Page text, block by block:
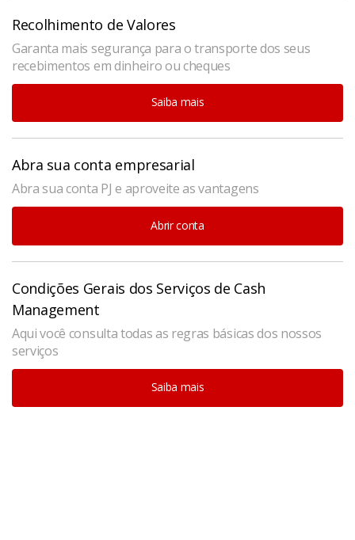
Recolhimento de Valores
Garanta mais segurança para o transporte dos seus
recebimentos em dinheiro ou cheques
Saiba mais
Abra sua conta empresarial
Abra sua conta PJ e aproveite as vantagens
Abrir conta
Condições Gerais dos Serviços de Cash
Management
Aqui você consulta todas as regras básicas dos nossos
serviços
Saiba mais